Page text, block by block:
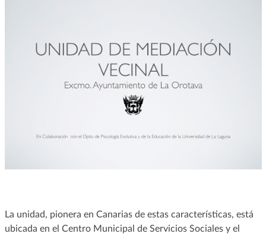
La unidad, pionera en Canarias de estas características, está
ubicada en el Centro Municipal de Servicios Sociales y el